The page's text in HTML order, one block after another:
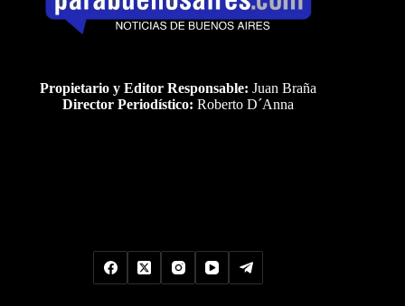
Propietario y Editor Responsable: Juan Braña
Director Periodístico: Roberto D´Anna